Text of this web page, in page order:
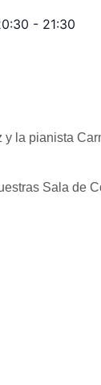
- 21:30
la pianista
Sala de